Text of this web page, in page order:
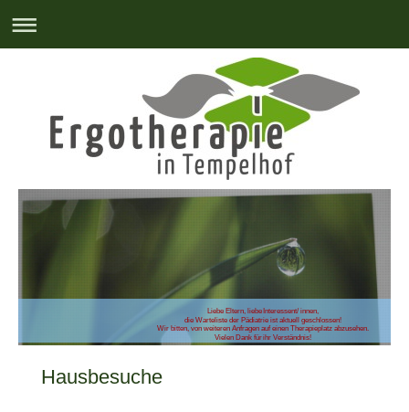
Liebe Eltern, liebe Interessent/ innen,
die Warteliste der Pädiatrie ist aktuell geschlossen!
Wir bitten, von weiteren Anfragen auf einen Therapieplatz abzusehen.
Vielen Dank für ihr Verständnis!
Hausbesuche